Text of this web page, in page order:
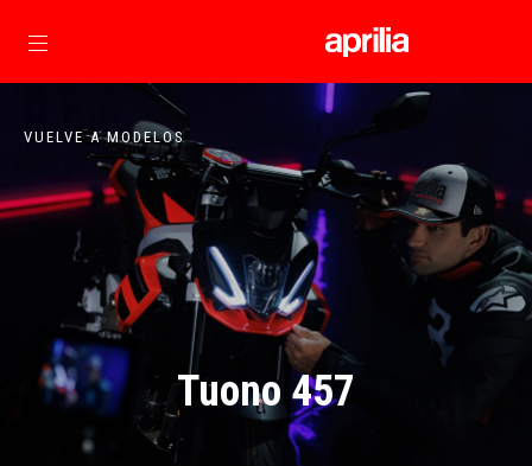
Ir al contenido principal
VUELVE A MODELOS
Tuono 457